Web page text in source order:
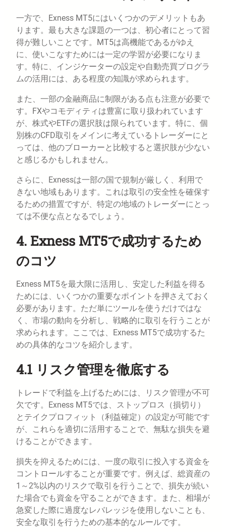
一方で、Exness MT5にはいくつかのデメリットもあ
ります。最も大きな課題の一つは、初心者にとって習
得が難しいことです。MT5は高機能であるがゆえ
に、使いこなすためには一定の学習が必要になりま
す。特に、インジケーターの設定や自動売買プログラ
ムの活用には、ある程度の知識が求められます。
また、一部の金融商品に制限がある点も注意が必要で
す。FXやコモディティは豊富に取り扱われています
が、株式やETFの選択肢は限られています。特に、個
別株のCFD取引をメインに考えているトレーダーにと
っては、他のブローカーと比較すると選択肢が少ない
と感じるかもしれません。
さらに、Exnessは一部の国で規制が厳しく、利用で
きない地域もあります。これは取引の安全性を確保す
るための措置ですが、特定の地域のトレーダーにとっ
ては不便な点となるでしょう。
4. Exness MT5で成功するため
のコツ
Exness MT5を最大限に活用し、安定した利益を得る
ためには、いくつかの重要なポイントを押さえておく
必要があります。ただ単にツールを使うだけではな
く、市場の動向を分析し、戦略的に取引を行うことが
求められます。ここでは、Exness MT5で成功するた
めの具体的なコツを紹介します。
4.1 リスク管理を徹底する
トレードで利益を上げるためには、リスク管理が不可
欠です。Exness MT5では、ストップロス（損切り）
とテイクプロフィット（利益確定）の設定が可能です
が、これらを適切に活用することで、無駄な損失を避
けることができます。
損失を抑えるためには、一度の取引に投入する資金を
コントロールすることが重要です。例えば、総資産の
1～2%以内のリスクで取引を行うことで、損失が続い
た場合でも資金を守ることができます。また、相場が
急変した際に過度なレバレッジを使用しないことも、
安全な取引を行うための基本的なルールです。